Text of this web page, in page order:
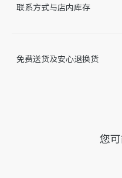
在色差、尺码误差、成分含
联系方式与店内库存
免费送货及安心退换货
您